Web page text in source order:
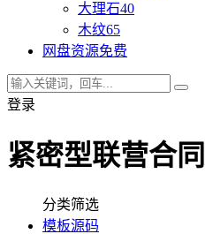
大理石40
木纹65
网盘资源免费
登录
紧密型联营合同
分类筛选
模板源码